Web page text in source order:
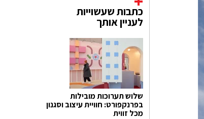
כתבות שעשוייות
לעניין אותך
שלוש תערוכות מובילות
בפרנקפורט: חוויית עיצוב וסגנון
מכל זווית